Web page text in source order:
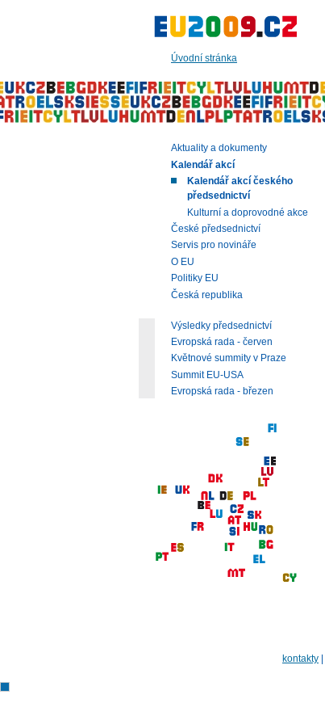
Úvodní stránka
hlavní
|
navigaci
|
vyhledávání
Aktuality a dokumenty
Kalendář akcí
Kalendář akcí českého
předsednictví
Kulturní a doprovodné akce
České předsednictví
Servis pro novináře
O EU
Politiky EU
Česká republika
Výsledky předsednictví
Evropská rada - červen
Květnové summity v Praze
Summit EU-USA
Evropská rada - březen
kontakty